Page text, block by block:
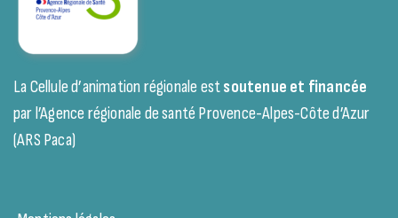
La Cellule d’animation régionale estsoutenue et financée
par l’Agence régionale de santé Provence-Alpes-Côte d’Azur
(ARS Paca)